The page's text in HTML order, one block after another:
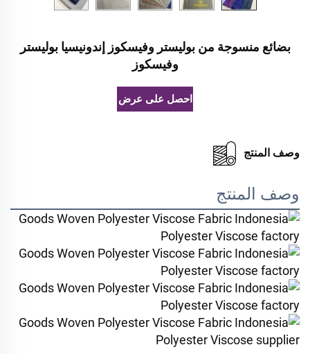
بضائع منسوجة من بوليستر وفيسكوز إندونيسيا بوليستر
وفيسكوز
احصل على عرض أسعار
وصف المنتج
وصف المنتج